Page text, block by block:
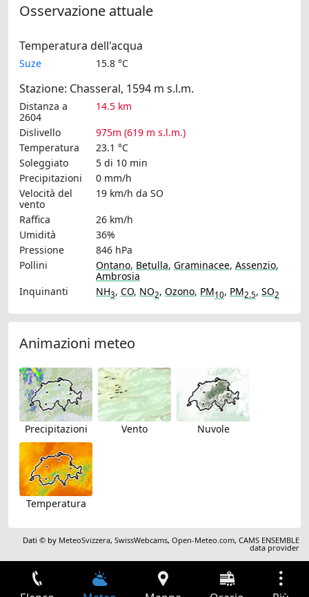
Osservazione attuale
Temperatura dell'acqua
Suze 15.8 °C
Stazione: Chasseral, 1594 m s.l.m.
Distanza a
2604
14.5 km
Dislivello
975m (619 m s.l.m.)
Temperatura
23.1 °C
Soleggiato
5 di 10 min
Precipitazioni
0 mm/h
Velocità del
vento
19 km/h da SO
Raffica
26 km/h
Umidità
36%
Pressione
846 hPa
Pollini
Ontano, Betulla, Graminacee, Assenzio,
Ambrosia
Inquinanti
NH3, CO, NO2, Ozono, PM10, PM2.5, SO2
Animazioni meteo
Precipitazioni Vento Nuvole
Temperatura
Dati © by MeteoSvizzera,SwissWebcams,Open-Meteo.com,CAMS ENSEMBLE
data provider